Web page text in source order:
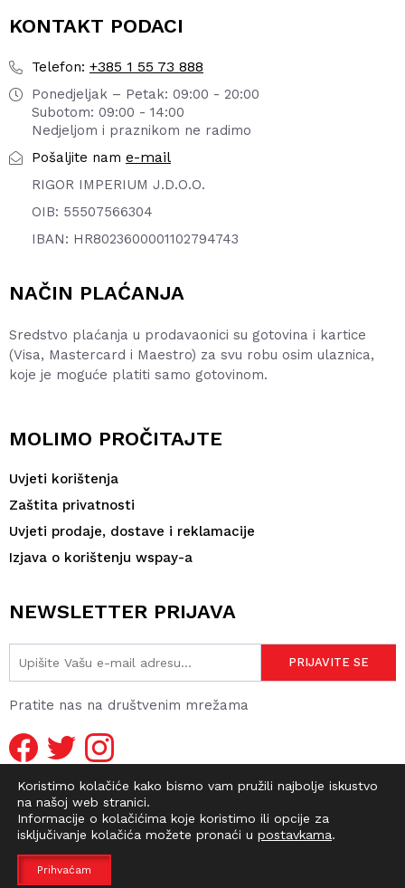
KONTAKT PODACI
Telefon: +385 1 55 73 888
Ponedjeljak – Petak: 09:00 - 20:00
Subotom: 09:00 - 14:00
Nedjeljom i praznikom ne radimo
Pošaljite nam e-mail
RIGOR IMPERIUM J.D.O.O.
OIB: 55507566304
IBAN: HR8023600001102794743
NAČIN PLAĆANJA
Sredstvo plaćanja u prodavaonici su gotovina i kartice
(Visa, Mastercard i Maestro) za svu robu osim ulaznica,
koje je moguće platiti samo gotovinom.
MOLIMO PROČITAJTE
Uvjeti korištenja
Zaštita privatnosti
Uvjeti prodaje, dostave i reklamacije
Izjava o korištenju wspay-a
NEWSLETTER PRIJAVA
Pratite nas na društvenim mrežama
© 2026 DIRTY OLD SHOP | WEBMASTER -
Koristimo kolačiće kako bismo vam pružili najbolje iskustvo
na našoj web stranici.
Informacije o kolačićima koje koristimo ili opcije za
isključivanje kolačića možete pronaći u postavkama.
Prihvaćam